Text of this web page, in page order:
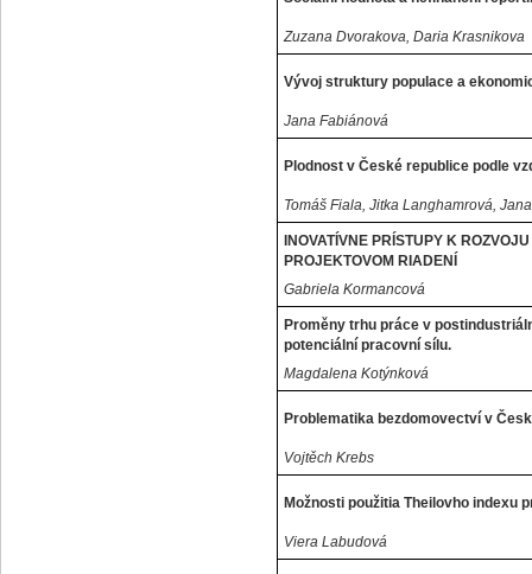
Zuzana Dvorakova, Daria Krasnikova
Vývoj struktury populace a
Jana Fabiánová
Plodnost v České republice podle
Tomáš Fiala, Jitka Langhamrová,
INOVATÍVNE PRÍSTUPY K
PROJEKTOVOM RIADENÍ
Gabriela Kormancová
Proměny trhu práce v
potenciální pracovní sílu.
Magdalena Kotýnková
Problematika bezdomovectví v
Vojtěch Krebs
Možnosti použitia Theilovho indexu
Viera Labudová